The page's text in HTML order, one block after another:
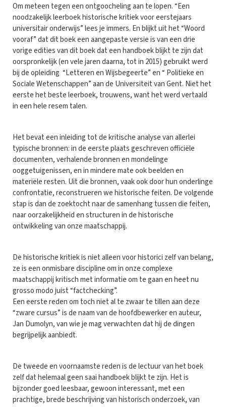
Om meteen tegen een ontgoocheling aan te lopen. “Een
noodzakelijk leerboek historische kritiek voor eerstejaars
universitair onderwijs” lees je immers. En blijkt uit het “Woord
vooraf” dat dit boek een aangepaste versie is van een drie
vorige edities van dit boek dat een handboek blijkt te zijn dat
oorspronkelijk (en vele jaren daarna, tot in 2015) gebruikt werd
bij de opleiding “Letteren en Wijsbegeerte” en “ Politieke en
Sociale Wetenschappen” aan de Universiteit van Gent. Niet het
eerste het beste leerboek, trouwens, want het werd vertaald
in een hele resem talen.
Het bevat een inleiding tot de kritische analyse van allerlei
typische bronnen: in de eerste plaats geschreven officiële
documenten, verhalende bronnen en mondelinge
ooggetuigenissen, en in mindere mate ook beelden en
materiële resten. Uit die bronnen, vaak ook door hun onderlinge
confrontatie, reconstrueren we historische feiten. De volgende
stap is dan de zoektocht naar de samenhang tussen die feiten,
naar oorzakelijkheid en structuren in de historische
ontwikkeling van onze maatschappij.
De historische kritiek is niet alleen voor historici zelf van belang,
ze is een onmisbare discipline om in onze complexe
maatschappij kritisch met informatie om te gaan en heet nu
grosso modo juist “factchecking”.
Een eerste reden om toch niet al te zwaar te tillen aan deze
“zware cursus” is de naam van de hoofdbewerker en auteur,
Jan Dumolyn, van wie je mag verwachten dat hij de dingen
begrijpelijk aanbiedt.
De tweede en voornaamste reden is de lectuur van het boek
zelf dat helemaal geen saai handboek blijkt te zijn. Het is
bijzonder goed leesbaar, gewoon interessant, met een
prachtige, brede beschrijving van historisch onderzoek, van